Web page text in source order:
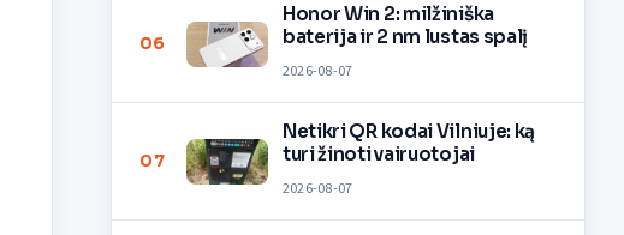
06
Honor Win 2: milžiniška
baterija ir 2 nm lustas spalį
2026-08-07
07
Netikri QR kodai Vilniuje: ką
turi žinoti vairuotojai
2026-08-07